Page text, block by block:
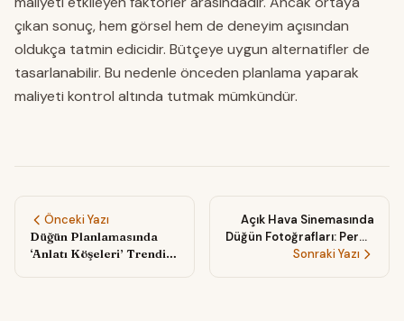
çıkan sonuç, hem görsel hem de deneyim açısından
oldukça tatmin edicidir. Bütçeye uygun alternatifler de
tasarlanabilir. Bu nedenle önceden planlama yaparak
maliyeti kontrol altında tutmak mümkündür.
Önceki Yazı
Düğün Planlamasında
‘Anlatı Köşeleri’ Trendi:
Sonraki Yazı
Açık Hava Sinemasında
Düğün Fotoğrafları: Perde
Işığında Romantik ve